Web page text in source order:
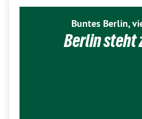
Buntes Berlin,
Berlin steht